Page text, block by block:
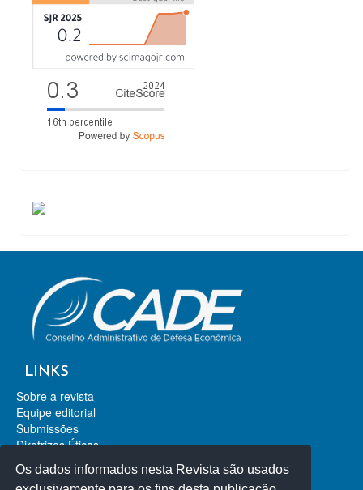
Os dados informados nesta Revista são usados
ACESSOS
LINKS
Sobre a revista
Equipe editorial
Submissões
Diretrizes Éticas
Contato
Revista de Direito da Concorrência